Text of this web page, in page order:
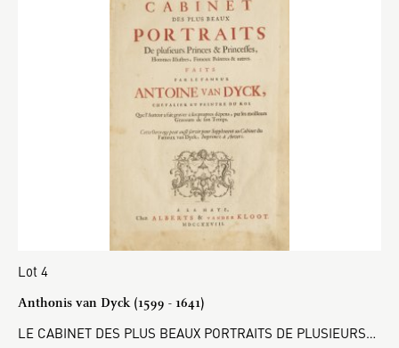
Lot 4
Anthonis van Dyck (1599 - 1641)
LE CABINET DES PLUS BEAUX PORTRAITS DE PLUSIEURS…